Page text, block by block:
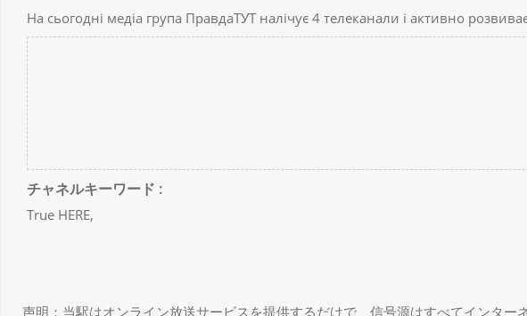
На сьогодні медіа група ПравдаТУТ налічує 4 телеканали і активно
チャネルキーワード :
True HERE,
声明：当駅はオンライン放送サービスを提供するだけで、信号源はすべてインタ